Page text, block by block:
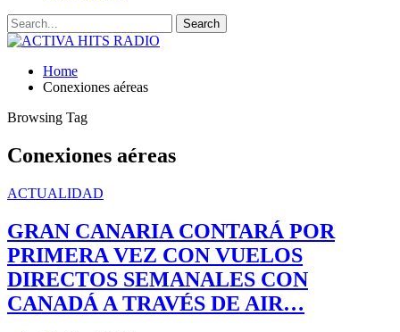
Home
Conexiones aéreas
Browsing Tag
Conexiones aéreas
ACTUALIDAD
GRAN CANARIA CONTARÁ POR
PRIMERA VEZ CON VUELOS
DIRECTOS SEMANALES CON
CANADÁ A TRAVÉS DE AIR…